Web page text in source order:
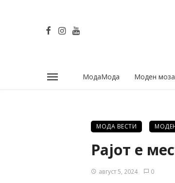
МодаМода Моден
МОДА ВЕСТИ
Рајот е
август 5, 2024 0